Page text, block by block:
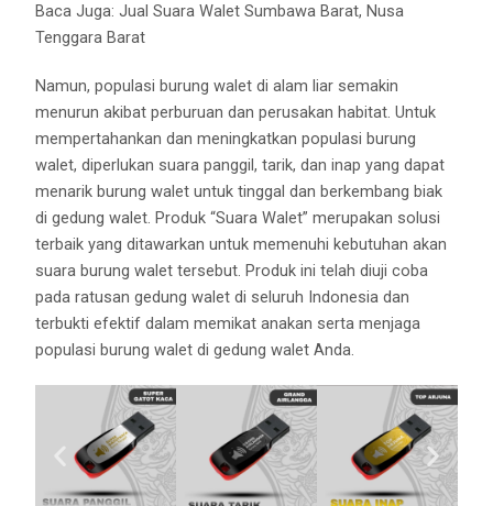
Baca Juga:Jual Suara Walet Sumbawa Barat, Nusa
Tenggara Barat
Namun, populasi burung walet di alam liar semakin
menurun akibat perburuan dan perusakan habitat. Untuk
mempertahankan dan meningkatkan populasi burung
walet, diperlukan suara panggil, tarik, dan inap yang dapat
menarik burung walet untuk tinggal dan berkembang biak
di gedung walet. Produk “Suara Walet” merupakan solusi
terbaik yang ditawarkan untuk memenuhi kebutuhan akan
suara burung walet tersebut. Produk ini telah diuji coba
pada ratusan gedung walet di seluruh Indonesia dan
terbukti efektif dalam memikat anakan serta menjaga
populasi burung walet di gedung walet Anda.